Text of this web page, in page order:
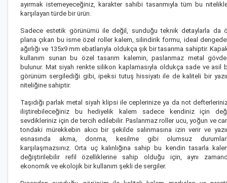
ayırmak istemeyeceğiniz, karakter sahibi tasarımıyla tüm bu
karşılayan türde bir ürün.
Sadece estetik görünümü ile değil, sunduğu teknik detaylarla da
plana çıkan bu isme özel roller kalem, silindirik formu, ideal
ağırlığı ve 135x9 mm ebatlarıyla oldukça şık bir tasarıma sahiptir.
kullanım sunan bu özel tasarım kalemin, paslanmaz metal
bulunur. Mat siyah renkte silikon kaplamasıyla oldukça sade ve asil
görünüm sergilediği gibi, ipeksi tutuş hissiyatı ile de kaliteli bir
niteliğine sahiptir.
Taşıdığı parlak metal siyah klipsi ile ceplerinize ya da not
iliştirebileceğiniz bu
hediyelik kalem sadece kendiniz için
sevdikleriniz için de tercih edilebilir. Paslanmaz roller ucu, yoğun ve
tondaki mürekkebin akıcı bir şekilde salınmasına izin verir ve
esnasında akma, donma, kesilme gibi olumsuz
karşılaşmazsınız. Orta uç kalınlığına sahip bu
kendin tasarla
değiştirilebilir refil özelliklerine sahip olduğu için, aynı
ekonomik ve ekolojik bir kullanım şekli de sergiler.